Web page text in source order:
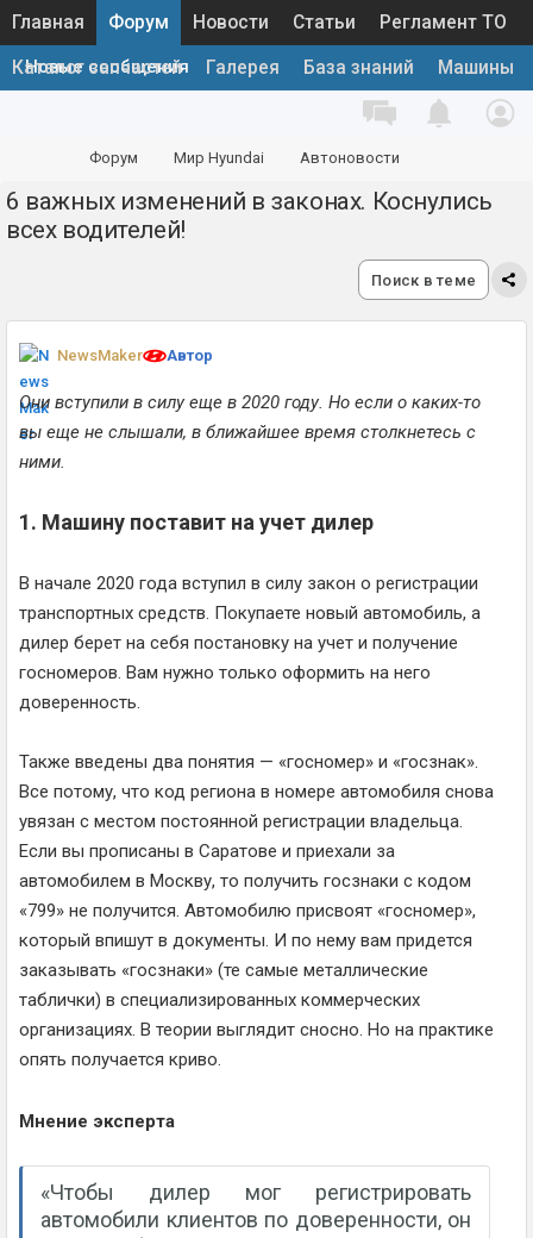
Главная Форум
Новые сообщения
Новости Статьи Регламент ТО
Каталог запчастей Галерея База знаний Машины
Форум Мир Hyundai Автоновости
Статьи, обзоры, тесты
6 важных изменений в законах. Коснулись
всех водителей!
Поиск в теме
NewsMaker Автор
Они вступили в силу еще в 2020 году. Но если о каких-то
вы еще не слышали, в ближайшее время столкнетесь с
ними.
1. Машину поставит на учет дилер
В начале 2020 года вступил в силу закон о регистрации
транспортных средств. Покупаете новый автомобиль, а
дилер берет на себя постановку на учет и получение
госномеров. Вам нужно только оформить на него
доверенность.
Также введены два понятия — «госномер» и «госзнак».
Все потому, что код региона в номере автомобиля снова
увязан с местом постоянной регистрации владельца.
Если вы прописаны в Саратове и приехали за
автомобилем в Москву, то получить госзнаки с кодом
«799» не получится. Автомобилю присвоят «госномер»,
который впишут в документы. И по нему вам придется
заказывать «госзнаки» (те самые металлические
таблички) в специализированных коммерческих
организациях. В теории выглядит сносно. Но на практике
опять получается криво.
Мнение эксперта
«Чтобы дилер мог регистрировать
автомобили клиентов по доверенности, он